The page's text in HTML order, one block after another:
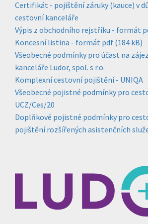
Certifikát - pojištění záruky (kauce) v
cestovní kanceláře
Výpis z obchodního rejstříku - formát
Koncesní listina - formát pdf (184 kB)
Všeobecné podmínky pro účast na
kanceláře Ludor, spol. s r.o.
Komplexní cestovní pojištění - UNIQA
Všeobecné pojistné podmínky pro
UCZ/Ces/20
Doplňkové pojistné podmínky pro
pojištění rozšířených asistenčních